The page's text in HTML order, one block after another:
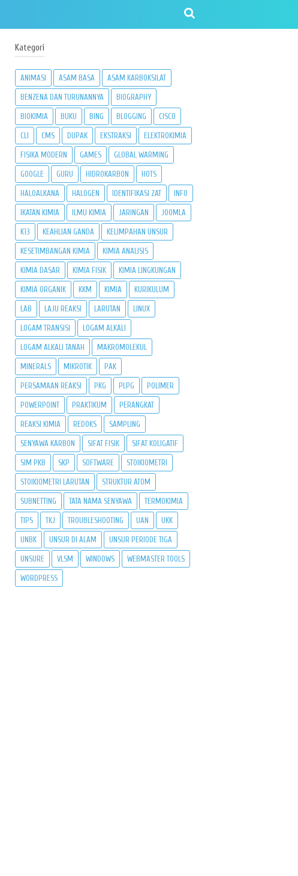
Kategori
ANIMASI ASAM BASA ASAM KARBOKSILAT
BENZENA DAN TURUNANNYA BIOGRAPHY
BIOKIMIA BUKU BING BLOGGING CISCO
CLI CMS DUPAK EKSTRAKSI ELEKTROKIMIA
FISIKA MODERN GAMES GLOBAL WARMING
GOOGLE GURU HIDROKARBON HOTS
HALOALKANA HALOGEN IDENTIFIKASI ZAT INFO
IKATAN KIMIA ILMU KIMIA JARINGAN JOOMLA
K13 KEAHLIAN GANDA KELIMPAHAN UNSUR
KESETIMBANGAN KIMIA KIMIA ANALISIS
KIMIA DASAR KIMIA FISIK KIMIA LINGKUNGAN
KIMIA ORGANIK KKM KIMIA KURIKULUM
LAB LAJU REAKSI LARUTAN LINUX
LOGAM TRANSISI LOGAM ALKALI
LOGAM ALKALI TANAH MAKROMOLEKUL
MINERALS MIKROTIK PAK
PERSAMAAN REAKSI PKG PLPG POLIMER
POWERPOINT PRAKTIKUM PERANGKAT
REAKSI KIMIA REDOKS SAMPLING
SENYAWA KARBON SIFAT FISIK SIFAT KOLIGATIF
SIM PKB SKP SOFTWARE STOIKIOMETRI
STOIKIOMETRI LARUTAN STRUKTUR ATOM
SUBNETTING TATA NAMA SENYAWA TERMOKIMIA
TIPS TKJ TROUBLESHOOTING UAN UKK
UNBK UNSUR DI ALAM UNSUR PERIODE TIGA
UNSURE VLSM WINDOWS WEBMASTER TOOLS
WORDPRESS